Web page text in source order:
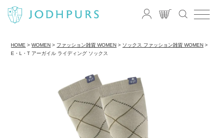
HOME WOMEN ファッション雑貨 WOMEN
ソックス ファッション雑貨 WOMEN
E・L・T アーガイル ライディング ソックス